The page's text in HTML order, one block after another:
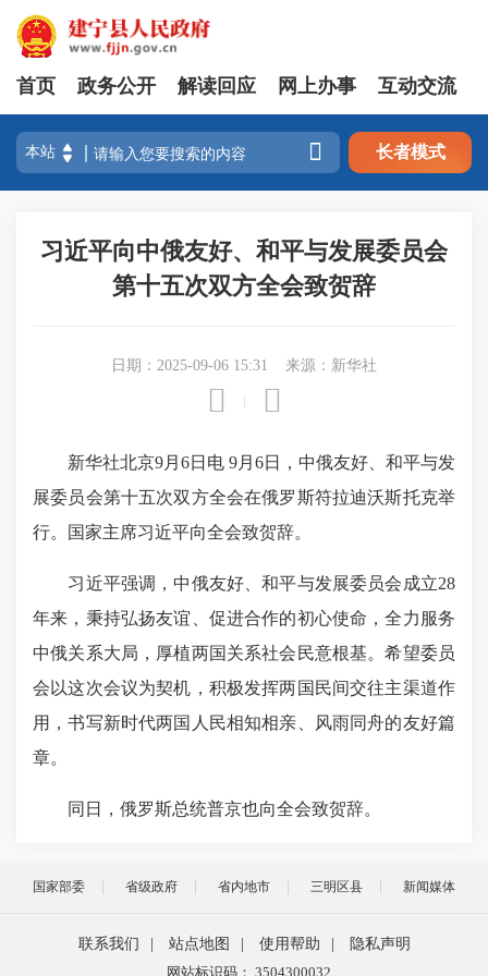
首页 政务公开 解读回应 网上办事 互动交流
 长者模式
习近平向中俄友好、和平与发展委员会
第十五次双方全会致贺辞
日期：2025-09-06 15:31 来源：新华社
 
新华社北京9月6日电 9月6日，中俄友好、和平与发
展委员会第十五次双方全会在俄罗斯符拉迪沃斯托克举
行。国家主席习近平向全会致贺辞。
习近平强调，中俄友好、和平与发展委员会成立28
年来，秉持弘扬友谊、促进合作的初心使命，全力服务
中俄关系大局，厚植两国关系社会民意根基。希望委员
会以这次会议为契机，积极发挥两国民间交往主渠道作
用，书写新时代两国人民相知相亲、风雨同舟的友好篇
章。
同日，俄罗斯总统普京也向全会致贺辞。
国家部委 省级政府 省内地市 三明区县 新闻媒体
联系我们 站点地图 使用帮助
隐私声明
网站标识码： 3504300032